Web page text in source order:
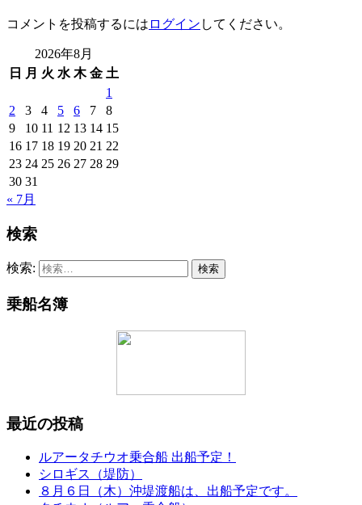
コメントを投稿するには ログイン してください。
2026年8月
日
月 火 水 木 金 土
1
2
3 4 5 6 7
8
9
10 11 12 13 14 15
16 17 18 19 20 21 22
23 24 25 26 27 28 29
30 31
« 7月
検索
検索:
乗船名簿
最近の投稿
ルアータチウオ乗合船 出船予定！
シロギス（堤防）
８月６日（木）沖堤渡船は、出船予定です。